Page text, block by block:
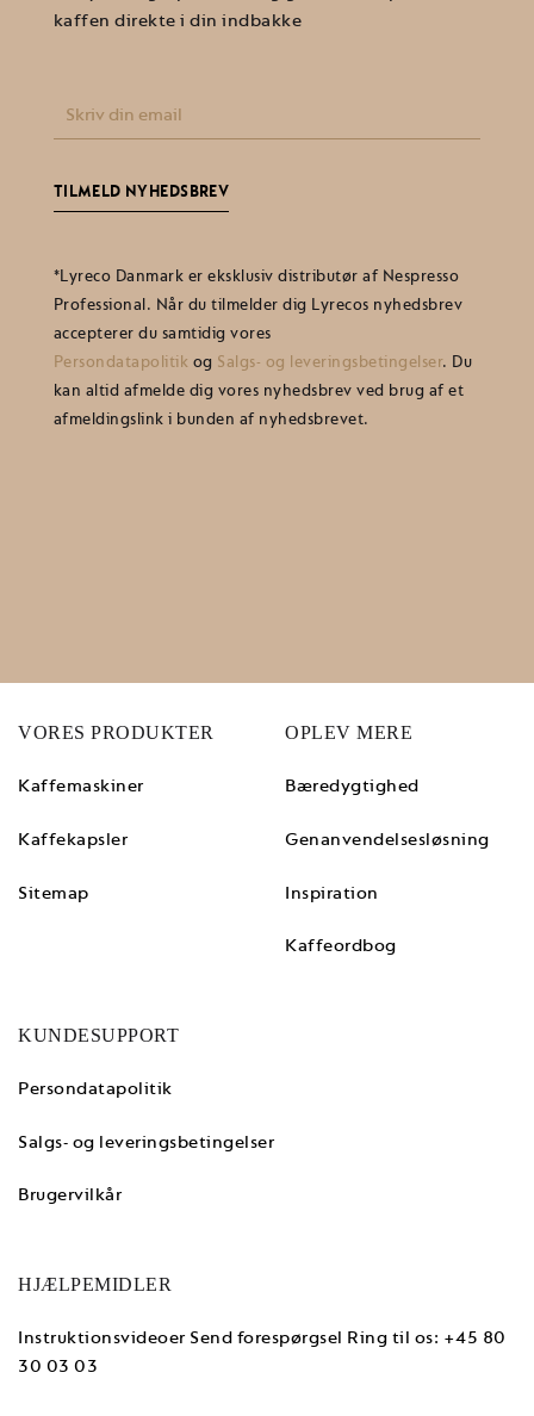
kaffen direkte i din indbakke
*Lyreco Danmark er eksklusiv distributør af Nespresso
Professional. Når du tilmelder dig Lyrecos nyhedsbrev
accepterer du samtidig vores
Persondatapolitik og Salgs- og leveringsbetingelser. Du
kan altid afmelde dig vores nyhedsbrev ved brug af et
afmeldingslink i bunden af nyhedsbrevet.
VORES PRODUKTER
Kaffemaskiner
Kaffekapsler
Sitemap
OPLEV MERE
Bæredygtighed
Genanvendelsesløsning
Inspiration
Kaffeordbog
KUNDESUPPORT
Persondatapolitik
Salgs- og leveringsbetingelser
Brugervilkår
HJÆLPEMIDLER
Instruktionsvideoer Send forespørgsel Ring til os: +45 80
30 03 03
Serverer du mælk i kaffen
Antal solgte kopper dagligt